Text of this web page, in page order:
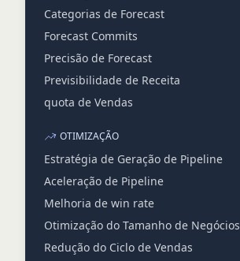
Categorias de Forecast
Forecast Commits
Precisão de Forecast
Previsibilidade de Receita
quota de Vendas
OTIMIZAÇÃO
Estratégia de Geração de Pipeline
Aceleração de Pipeline
Melhoria de win rate
Otimização do Tamanho de Negócios
Redução do Ciclo de Vendas